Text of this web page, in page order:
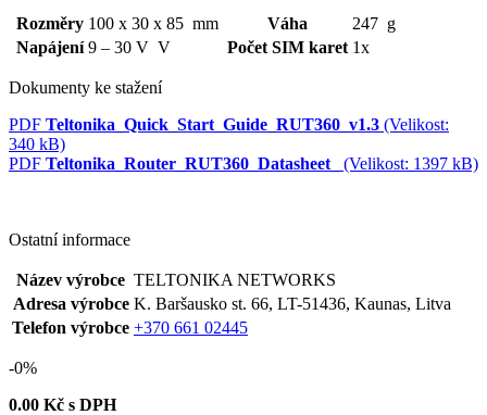
Rozměry 100 x 30 x 85 mm Váha
247 g
Napájení 9 – 30 V V Počet SIM karet 1x
Dokumenty ke stažení
PDF Teltonika_Quick_Start_Guide_RUT360_v1.3 (Velikost:
340 kB)
PDF Teltonika_Router_RUT360_Datasheet_ (Velikost: 1397 kB)
Ostatní informace
Název výrobce TELTONIKA NETWORKS
Adresa výrobce K. Baršausko st. 66, LT-51436, Kaunas, Litva
Telefon výrobce +370 661 02445
-0%
0.00 Kč s DPH